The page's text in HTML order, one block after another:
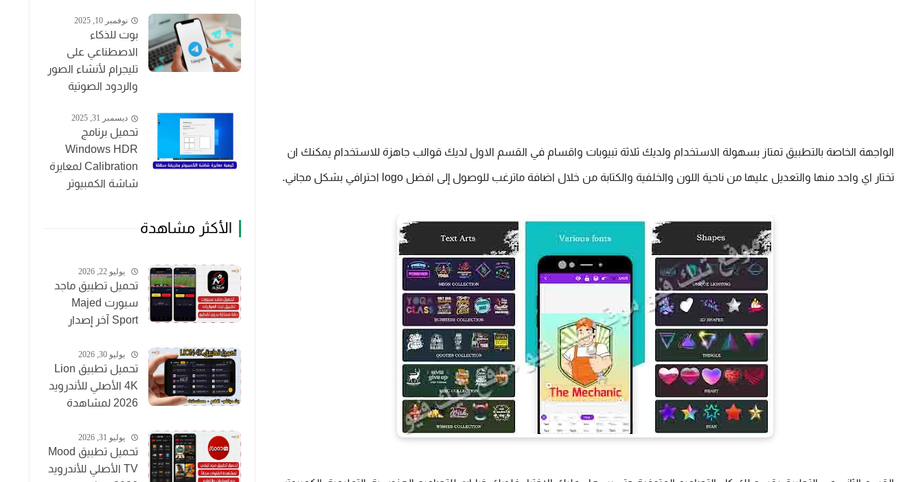
الواجهة الخاصة بالتطبيق
تختار اي واحد منها والتعديل عليها من ناحية اللون والخلفية والكتابة من خلال اضافة ماترغب للوصول إلى افضل logo احترافي بشكل مجاني.
نوفمبر 10, 2025
بوت للذكاء
الاصطناعي على
تليجرام لأنشاء الصور
والردود الصوتية
ديسمبر 31, 2025
تحميل برنامج
Windows HDR
Calibration لمعايرة
شاشة الكمبيوتر
الأكثر مشاهدة
يوليو 22, 2026
تحميل تطبيق ماجد
سبورت Majed
Sport آخر إصدار
المباريات مجاناً
يوليو 30, 2026
تحميل تطبيق Lion
4K الأصلي للأندرويد
2026 لمشاهدة
مجاناًيوليو 31, 2026
تحميل تطبيق Mood
TV الأصلي للأندرويد